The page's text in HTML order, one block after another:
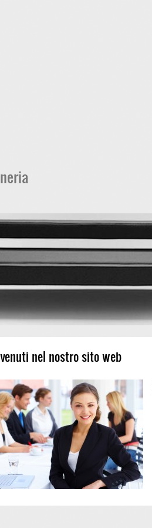
nel nostro sito web